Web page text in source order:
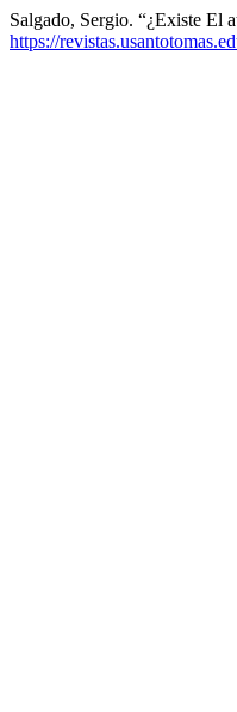
Salgado, Sergio. “¿Existe El
https://